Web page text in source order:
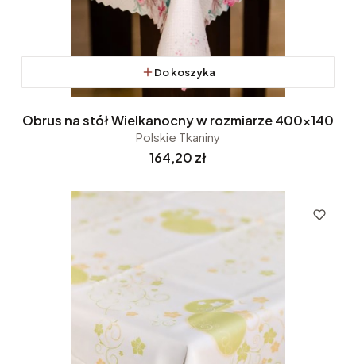
Do koszyka
Obrus na stół Wielkanocny w rozmiarze 400x140
Polskie Tkaniny
Cena
164,20 zł